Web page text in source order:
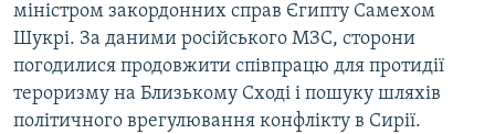
міністром закордонних справ Єгипту Самехом
Шукрі. За даними російського МЗС, сторони
погодилися продовжити співпрацю для протидії
тероризму на Близькому Сході і пошуку шляхів
політичного врегулювання конфлікту в Сирії.